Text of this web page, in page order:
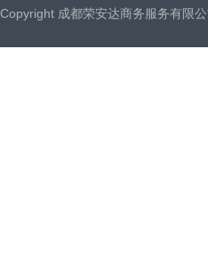
Copyright 成都荣安达商务服务有限